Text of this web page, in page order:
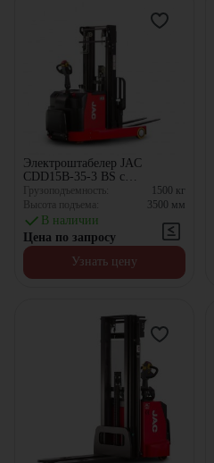
Электроштабелер JAC
CDD15B-35-3 BS с
противовесом
Грузоподъемность: 1500 кг
Высота подъема:
3500 мм
В наличии
Цена по запросу
Узнать цену